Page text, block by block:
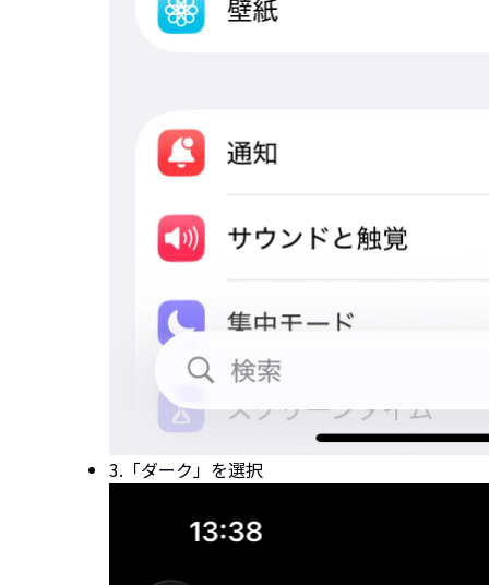
3. 「ダーク」を選択